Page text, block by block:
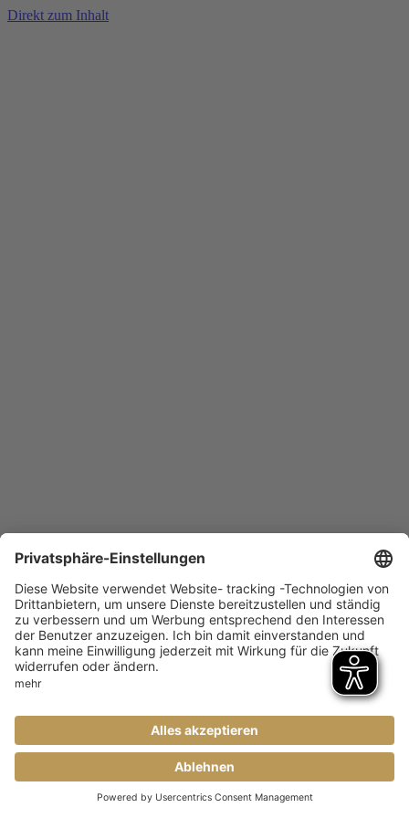
Direkt zum Inhalt